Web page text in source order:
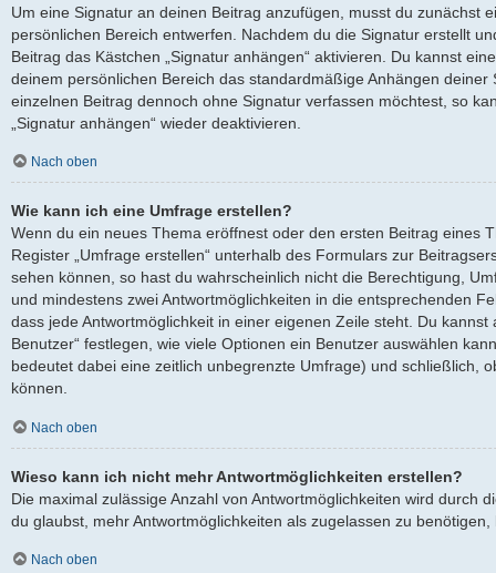
Um eine Signatur an deinen Beitrag anzufügen, musst du zunächst
persönlichen Bereich entwerfen. Nachdem du die Signatur erstellt
Beitrag das Kästchen „Signatur anhängen“ aktivieren. Du kannst
deinem persönlichen Bereich das standardmäßige Anhängen
einzelnen Beitrag dennoch ohne Signatur verfassen möchtest, so
„Signatur anhängen“ wieder deaktivieren.
Nach oben
Wie kann ich eine Umfrage erstellen?
Wenn du ein neues Thema eröffnest oder den ersten Beitrag eines
Register „Umfrage erstellen“ unterhalb des Formulars zur
sehen können, so hast du wahrscheinlich nicht die Berechtigung,
und mindestens zwei Antwortmöglichkeiten in die entsprechenden
dass jede Antwortmöglichkeit in einer eigenen Zeile steht. Du kannst
Benutzer“ festlegen, wie viele Optionen ein Benutzer auswählen
bedeutet dabei eine zeitlich unbegrenzte Umfrage) und schließlich,
können.
Nach oben
Wieso kann ich nicht mehr Antwortmöglichkeiten erstellen?
Die maximal zulässige Anzahl von Antwortmöglichkeiten wird durch
du glaubst, mehr Antwortmöglichkeiten als zugelassen zu
Nach oben